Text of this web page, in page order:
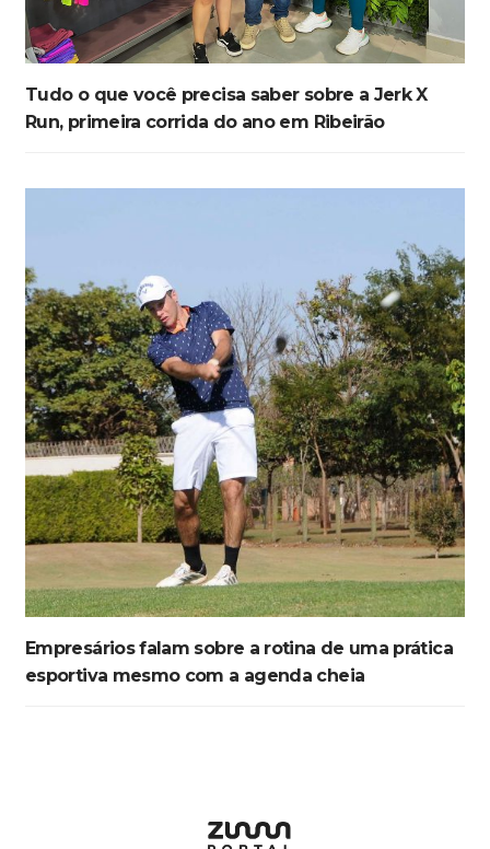
Tudo o que você precisa saber sobre a Jerk X
Run, primeira corrida do ano em Ribeirão
Empresários falam sobre a rotina de uma prática
esportiva mesmo com a agenda cheia